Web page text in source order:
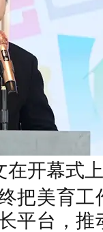
在开幕式
把美育
平台，